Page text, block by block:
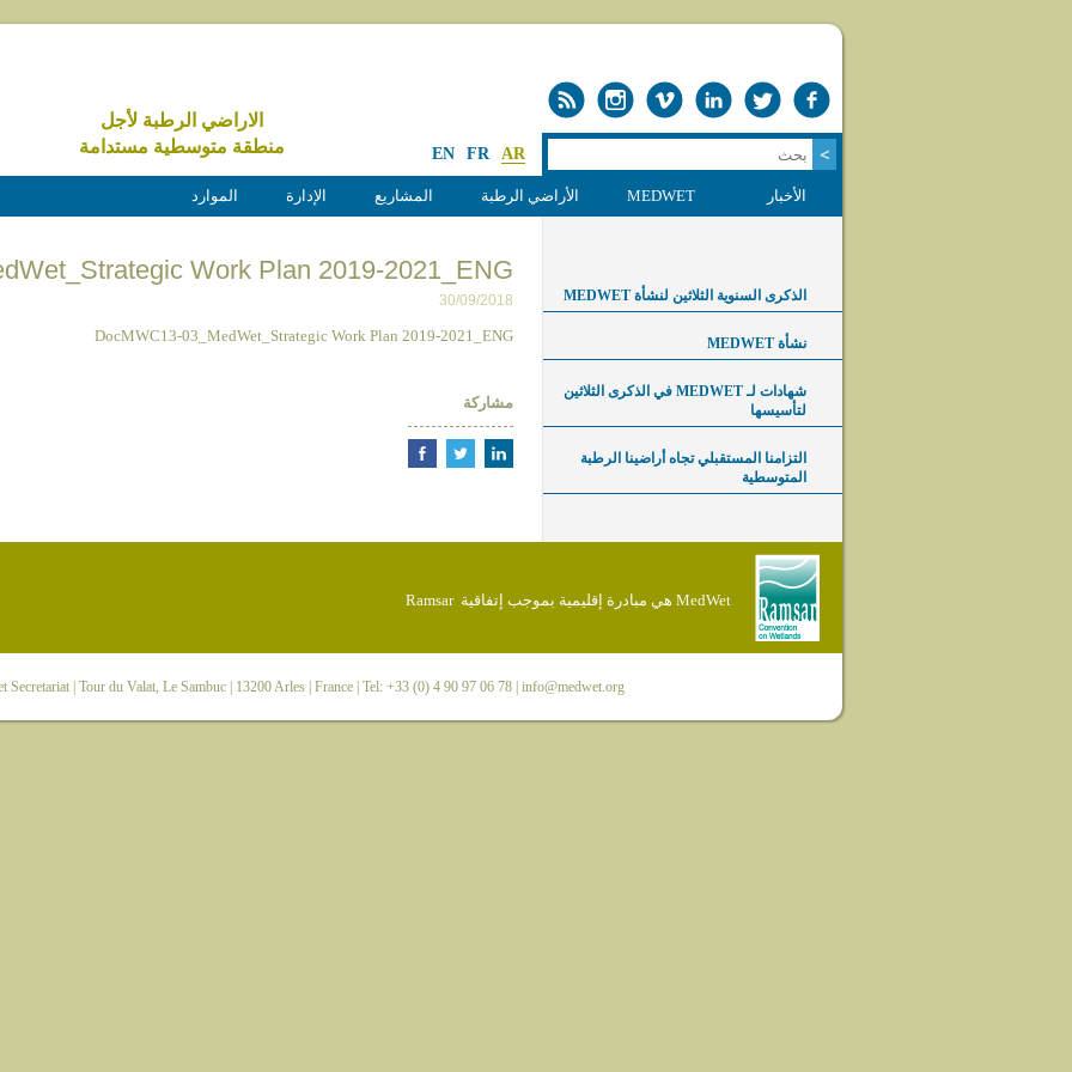
الاراضي الرطبة لأجل
منطقة متوسطية مستدامة
EN FR AR
الأخبار MEDWET الأراضي الرطبة المشاريع الإدارة الموارد
Work Plan 2019-2021_ENG
30/09/2018
DocMWC13-03_MedWet_Strategic Work Plan 2019-2021_ENG
مشاركة
الذكرى السنوية الثلاثين لنشأة MEDWET
نشأة MEDWET
شهادات لـ MEDWET في الذكرى الثلاثين
لتأسيسها
التزامنا المستقبلي تجاه أراضينا الرطبة
المتوسطية
MedWet هي مبادرة إقليمية بموجب إتفاقية Ramsar
Secretariat| Tour du Valat, Le Sambuc | 13200 Arles | France | Tel: +33 (0) 4 90 97 06 78 | info@medwet.org